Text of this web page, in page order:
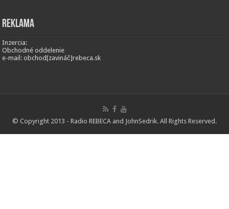
Reklama
Inzercia:
Obchodné oddelenie
e-mail: obchod[zavináč]rebeca.sk
© Copyright 2013 - Radio REBECA and JohnSedrik. All Rights Reserved.